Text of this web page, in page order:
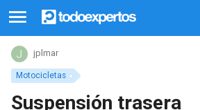
Motocicletas
jplmar
Suspensión trasera